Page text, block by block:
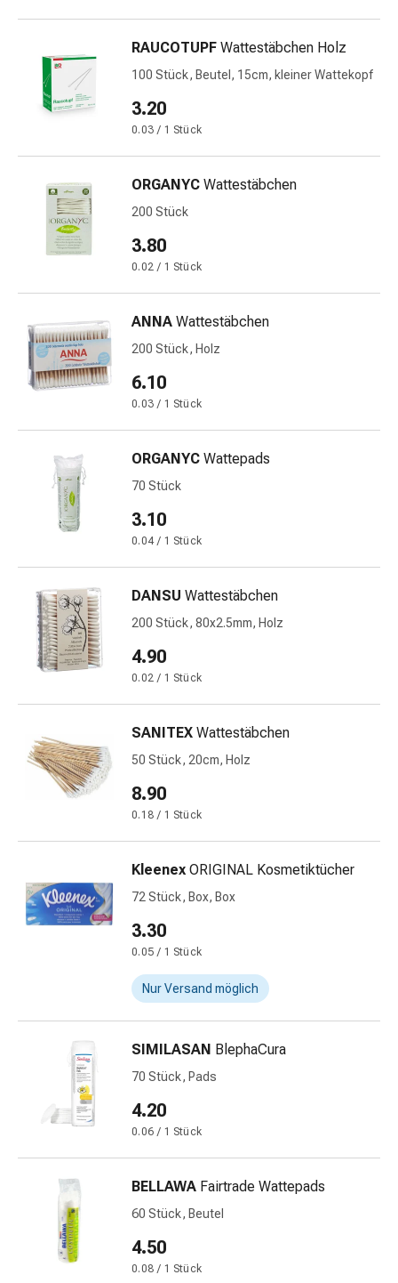
Ziehsalbe
Tupfer
Ohren
und
Augen
Ohrenbeschwerden
Ohrenpflege
Augentropfen
Augenverbände
Augenhygiene
Herz
Herztherapie
Kompressions-
Strümpfe
Kreislaufbeschwerden
Rauchstopp
Venenbeschwerden
Blutgerinnung
Störung
Gedächtnis-
&
Heuschnupfen
Haut
Nase
Magen-
Durchfall
Hämorrhoiden
Magenbrennen
Übelkeit
&
Verdauung,
Blähungen
&
Krämpfe
Medizinische
Juckreiz
Warzen
Nagel-
Narbenbehandlung
Trockene
Haut
RAUCOTUPF Wattestäbchen Holz
100 Stück, Beutel, 15cm, kleiner Wattekopf
3.20
0.03 / 1 Stück
ORGANYC Wattestäbchen
200 Stück
3.80
0.02 / 1 Stück
ANNA Wattestäbchen
200 Stück, Holz
6.10
0.03 / 1 Stück
ORGANYC Wattepads
70 Stück
3.10
0.04 / 1 Stück
DANSU Wattestäbchen
200 Stück, 80x2.5mm, Holz
4.90
0.02 / 1 Stück
SANITEX Wattestäbchen
50 Stück, 20cm, Holz
8.90
0.18 / 1 Stück
Kleenex ORIGINAL Kosmetiktücher
72 Stück, Box, Box
3.30
0.05 / 1 Stück
Nur Versand möglich
SIMILASAN BlephaCura
70 Stück, Pads
4.20
0.06 / 1 Stück
BELLAWA Fairtrade Wattepads
60 Stück, Beutel
4.50
0.08 / 1 Stück